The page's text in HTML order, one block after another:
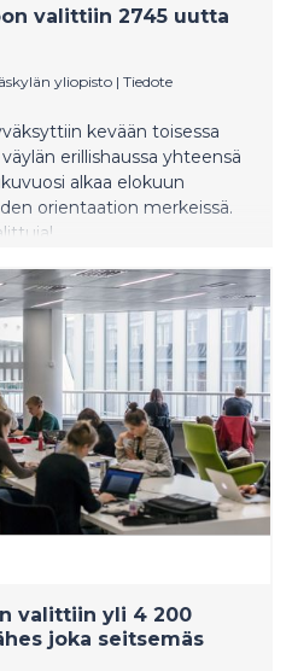
valittiin 2745 uutta
yliopisto | Tiedote
kevään toisessa
erillishaussa yhteensä
alkaa elokuun
orientaation merkeissä.
valittiin yli 4 200
joka seitsemäs